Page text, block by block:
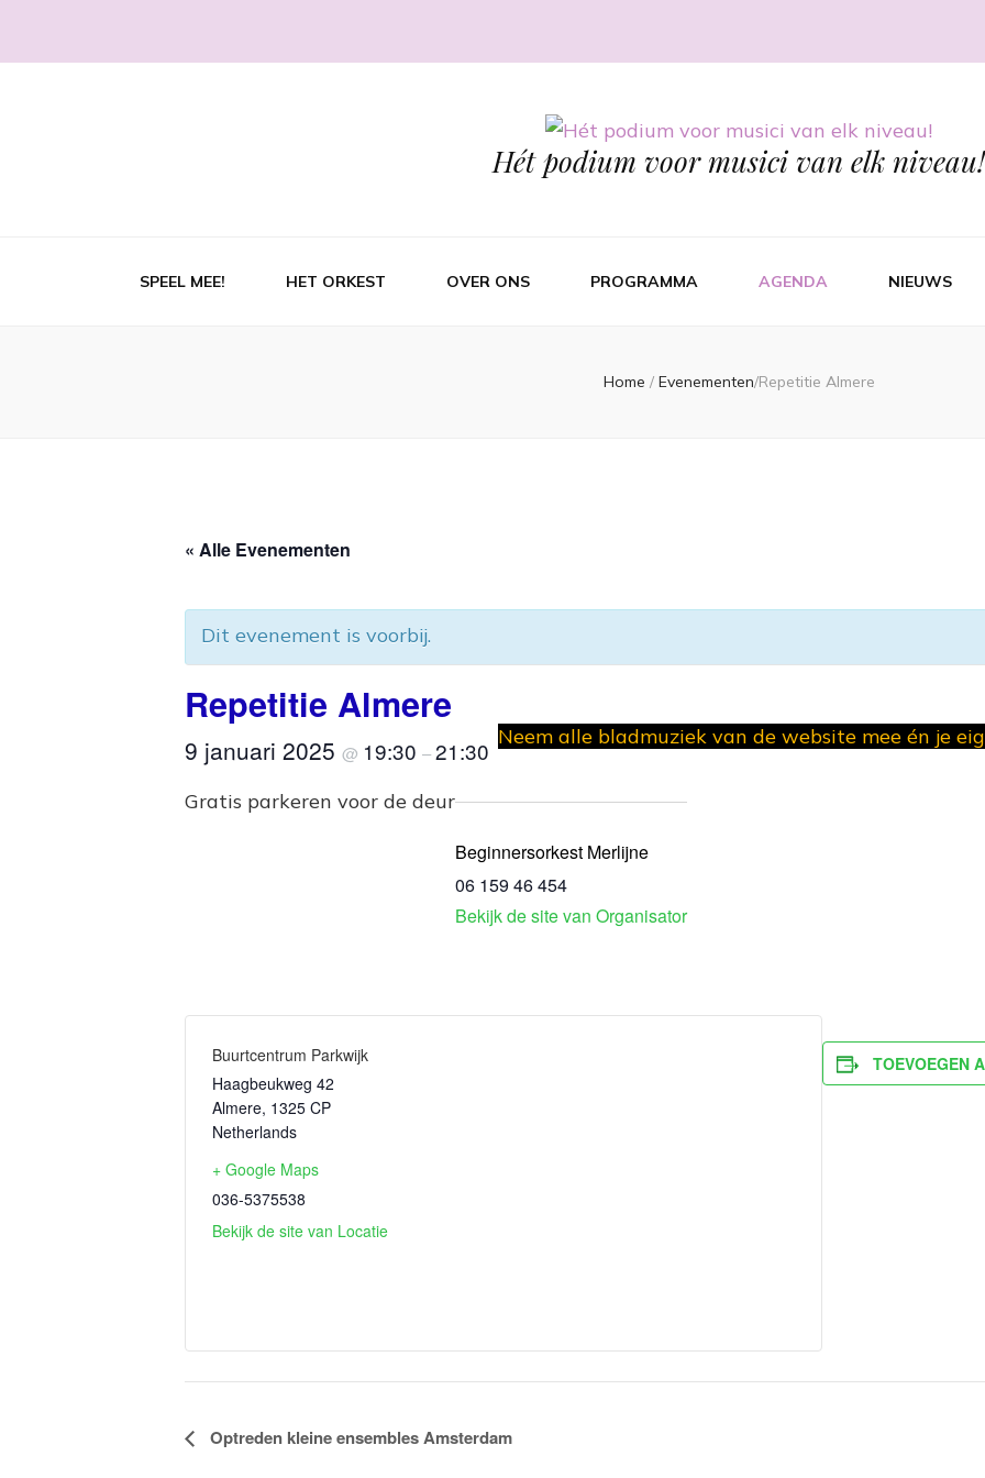
Hét podium voor musici van elk niveau!
SPEEL MEE! HET ORKEST OVER ONS PROGRAMMA AGENDA NIEUWS
Home / Evenementen/Repetitie Almere
« Alle Evenementen
Dit evenement is voorbij.
Repetitie Almere
9 januari 2025 @ 19:30 –21:30 Neem alle bladmuziek van de website mee én je
Gratis parkeren voor de deur
Beginnersorkest Merlijne
06 159 46 454
Bekijk de site van Organisator
Buurtcentrum Parkwijk
Haagbeukweg 42
Almere, 1325 CP
Netherlands
+ Google Maps
036-5375538
Bekijk de site van Locatie
TOEVOEGEN
Evenement
Optreden kleine ensembles Amsterdam